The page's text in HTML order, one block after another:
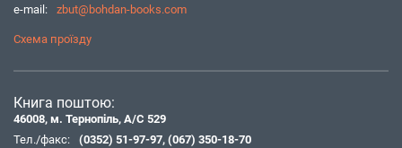
e-mail:
zbut@bohdan-books.com
Схема проїзду
Книга поштою:
46008, м. Тернопіль, А/С 529
Тел./факс:
(0352) 51-97-97, (067) 350-18-70